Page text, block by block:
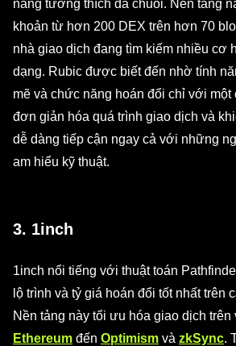
năng tương thích đa chuỗi. Nền tảng
khoản từ hơn 200 DEX trên hơn 70
nhà giao dịch đang tìm kiếm nhiều cơ
dạng. Rubic được biết đến nhờ tính
mẽ và chức năng hoán đổi chỉ với một
đơn giản hóa quá trình giao dịch và
dễ dàng tiếp cận ngay cả với những
am hiểu kỹ thuật.
3. 1inch
1inch nổi tiếng với thuật toán
lộ trình và tỷ giá hoán đổi tốt nhất trên
Nền tảng này tối ưu hóa giao dịch trên
Ethereum đến Optimism và zkSync.